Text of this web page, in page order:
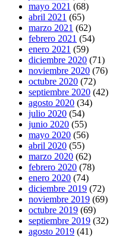
mayo 2021 (68)
abril 2021 (65)
marzo 2021 (62)
febrero 2021 (54)
enero 2021 (59)
diciembre 2020 (71)
noviembre 2020 (76)
octubre 2020 (72)
septiembre 2020 (42)
agosto 2020 (34)
julio 2020 (54)
junio 2020 (55)
mayo 2020 (56)
abril 2020 (55)
marzo 2020 (62)
febrero 2020 (78)
enero 2020 (74)
diciembre 2019 (72)
noviembre 2019 (69)
octubre 2019 (69)
septiembre 2019 (32)
agosto 2019 (41)